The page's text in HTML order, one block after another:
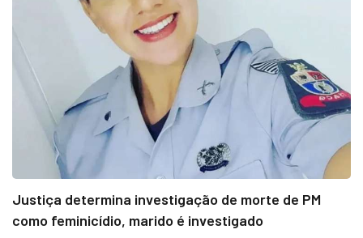
Justiça determina investigação de morte de PM
como feminicídio, marido é investigado